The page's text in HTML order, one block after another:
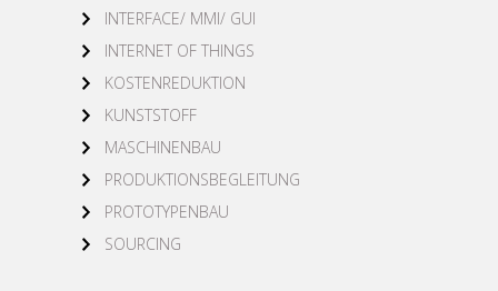
INTERFACE/ MMI/ GUI
INTERNET OF THINGS
KOSTENREDUKTION
KUNSTSTOFF
MASCHINENBAU
PRODUKTIONSBEGLEITUNG
PROTOTYPENBAU
SOURCING